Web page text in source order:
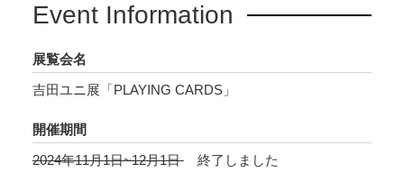
ージが込められた作品たち。すべて撮り下ろし
アートワークが訪れる人々を魅了します。
気商品の他、本展のために新しくデザインされ
るオリジナルグッズを販売します。また関西初
Event Information
展覧会名
吉田ユニ展「PLAYING CARDS」
開催期間
2024年11月1日~12月1日
終了しました